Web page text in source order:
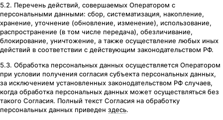
5.2. Перечень действий, совершаемых Оператором с
персональными данными: сбор, систематизация, накопление,
хранение, уточнение (обновление, изменение), использование,
распространение (в том числе передача), обезличивание,
блокирование, уничтожение, а также осуществление любых иных
действий в соответствии с действующим законодательством РФ.
5.3. Обработка персональных данных осуществляется Оператором
при условии получения согласия субъекта персональных данных,
за исключением установленных законодательством РФ случаев,
когда обработка персональных данных может осуществляться без
такого Согласия. Полный текст Согласия на обработку
персональных данных приведен здесь.